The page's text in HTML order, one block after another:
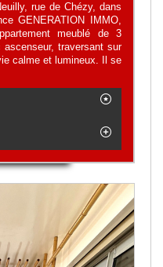
rue de Chézy, dans
GENERATION IMMO,
meublé de 3
traversant sur
calme et lumineux. Il se